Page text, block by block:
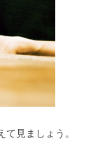
見ましょう。